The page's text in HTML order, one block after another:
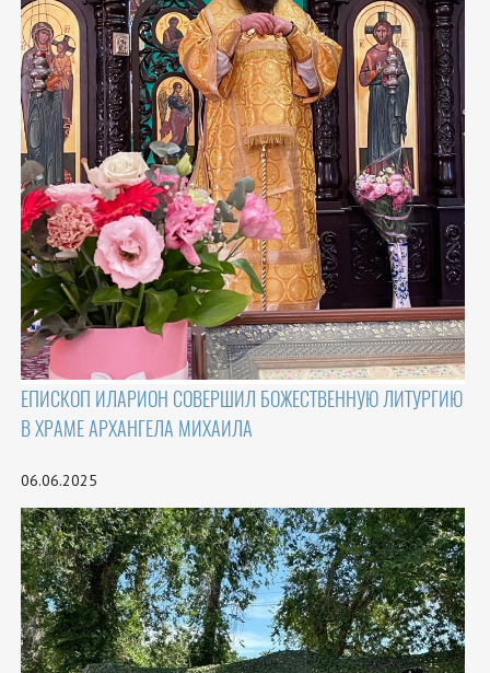
ЕПИСКОП ИЛАРИОН СОВЕРШИЛ БОЖЕСТВЕННУЮ ЛИТУРГИЮ
В ХРАМЕ АРХАНГЕЛА МИХАИЛА
06.06.2025